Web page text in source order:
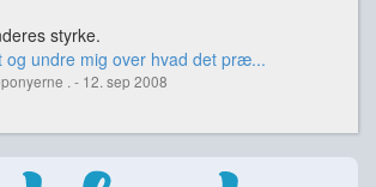
styrke.
og undre mig over hvad det præ...
. - 12. sep 2008